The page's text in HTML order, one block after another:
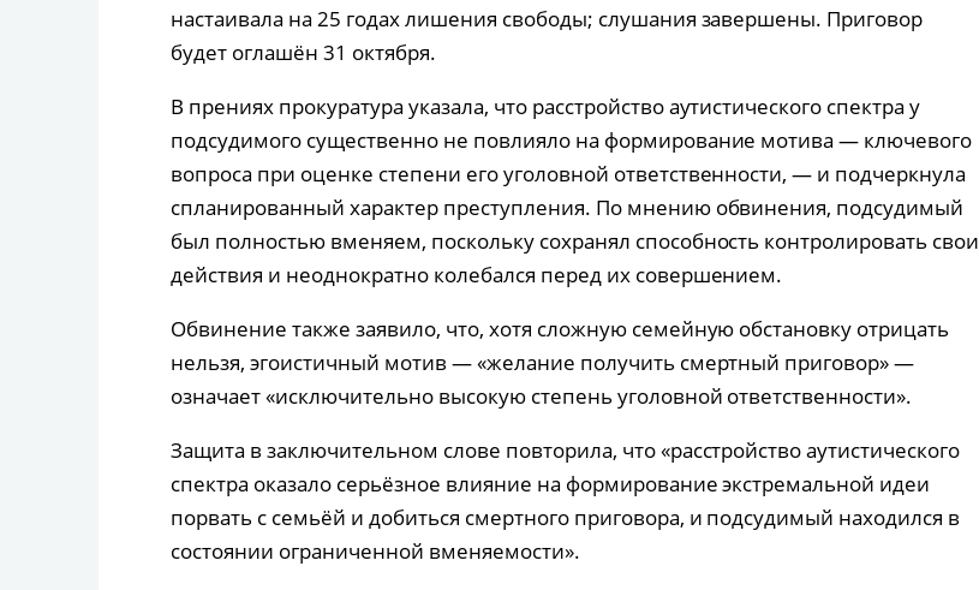
настаивала на 25 годах лишения свободы; слушания завершены. Приговор
будет оглашён 31 октября.
В прениях прокуратура указала, что расстройство аутистического спектра у
подсудимого существенно не повлияло на формирование мотива — ключевого
вопроса при оценке степени его уголовной ответственности, — и подчеркнула
спланированный характер преступления. По мнению обвинения, подсудимый
был полностью вменяем, поскольку сохранял способность контролировать свои
действия и неоднократно колебался перед их совершением.
Обвинение также заявило, что, хотя сложную семейную обстановку отрицать
нельзя, эгоистичный мотив — «желание получить смертный приговор» —
означает «исключительно высокую степень уголовной ответственности».
Защита в заключительном слове повторила, что «расстройство аутистического
спектра оказало серьёзное влияние на формирование экстремальной идеи
порвать с семьёй и добиться смертного приговора, и подсудимый находился в
состоянии ограниченной вменяемости».